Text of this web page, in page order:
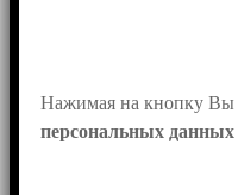
персональных данных